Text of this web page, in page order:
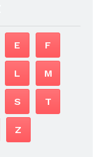
E F
L M
S T
Z